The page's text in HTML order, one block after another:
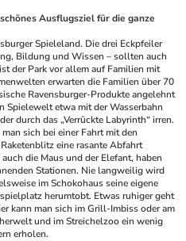
Ausflugsziel für die ganze
Spieleland. Die drei Eckpfeiler
Bildung und Wissen – sollten auch
der Park vor allem auf Familien mit
erwarten die Familien über 70
Ravensburger-Produkte angelehnt
Spielewelt etwa mit der Wasserbahn
durch das „Verrückte Labyrinth“ irren.
sich bei einer Fahrt mit den
eine rasante Abfahrt
die Maus und der Elefant, haben
Stationen. Nie langweilig wird
im Schokohaus seine eigene
herumtobt. Etwas ruhiger geht
kann man sich im Grill-Imbiss oder am
und im Streichelzoo ein wenig
erholen.